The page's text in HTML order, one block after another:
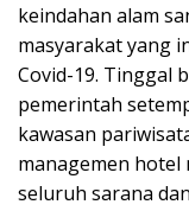
keindahan alam
masyarakat yang
Covid-19. Tinggal
pemerintah
kawasan
managemen
seluruh sarana